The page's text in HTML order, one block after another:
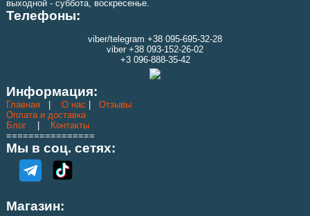
Сетевое полотно (кукла) из капроновой нити
текс 23x3 высота 80 ячей длинна 150 м
В корзину
текс 93.5 высота 100 ячей длинна 150 м
выходной - суббота, воскресенье.
Телефоны:
viber/telegram +38 095-695-32-28
viber +38 093-152-26-02
+3 096-888-35-42
Информация:
Главная| О нас
Отзывы
Оплата и доставка
Блог|
Контакты
================
Мы в соц. сетях:
Магазин: